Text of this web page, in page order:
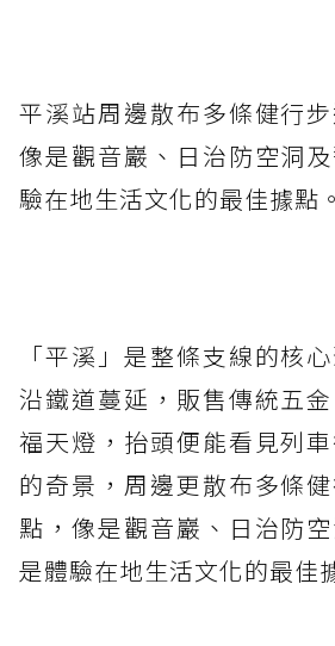
平溪站周邊散布多條健行
像是觀音巖、日治防空洞
驗在地生活文化的最佳據點。
「平溪」是整條支線的核
沿鐵道蔓延，販售傳統五
福天燈，抬頭便能看見列
的奇景，周邊更散布多條
點，像是觀音巖、日治防
是體驗在地生活文化的最佳